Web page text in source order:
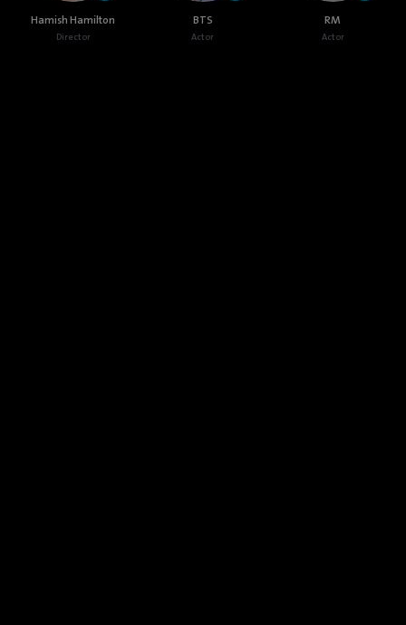
Hamish Hamilton
Director
BTS
Actor
RM
Actor